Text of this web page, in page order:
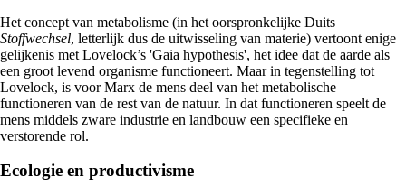
Het concept van metabolisme (in het oorspronkelijke Duits
Stoffwechsel, letterlijk dus de uitwisseling van materie) vertoont enige
gelijkenis met Lovelock’s 'Gaia hypothesis', het idee dat de aarde als
een groot levend organisme functioneert. Maar in tegenstelling tot
Lovelock, is voor Marx de mens deel van het metabolische
functioneren van de rest van de natuur. In dat functioneren speelt de
mens middels zware industrie en landbouw een specifieke en
verstorende rol.
Ecologie en productivisme